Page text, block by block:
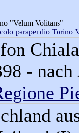
"Velum Volitans"
parapendio-Torino-
-